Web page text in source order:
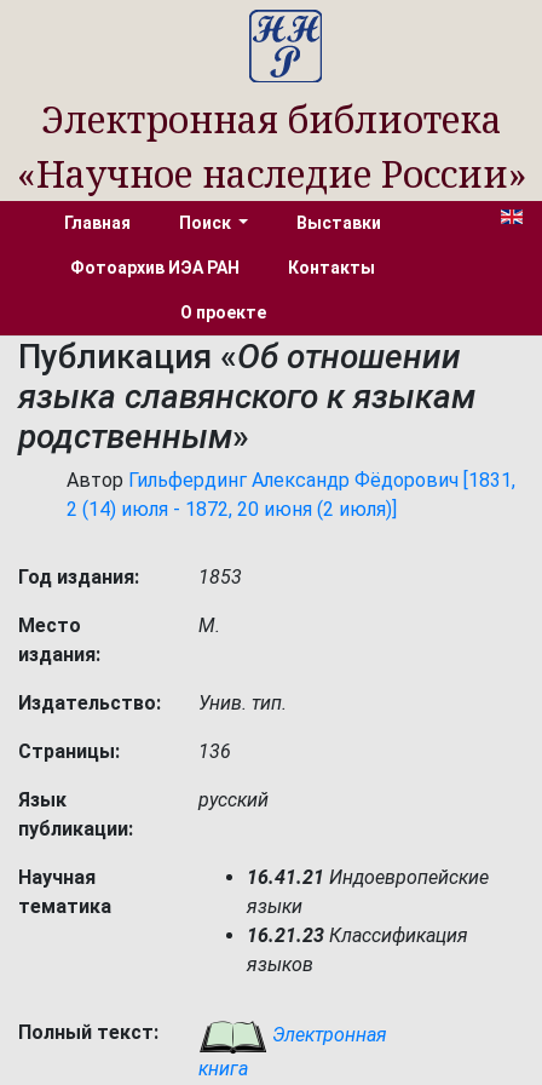
Электронная библиотека
«Научное наследие России»
Главная Поиск Выставки
Фотоархив ИЭА РАН Контакты
О проекте
Публикация «Об отношении
языка славянского к языкам
родственным»
Автор Гильфердинг Александр Фёдорович [1831,
2 (14) июля - 1872, 20 июня (2 июля)]
Год издания: 1853
Место
издания:
М.
Издательство: Унив. тип.
Страницы: 136
Язык
публикации:
русский
Научная
тематика
16.41.21 Индоевропейские
языки
16.21.23 Классификация
языков
Полный текст:
Электронная
книга